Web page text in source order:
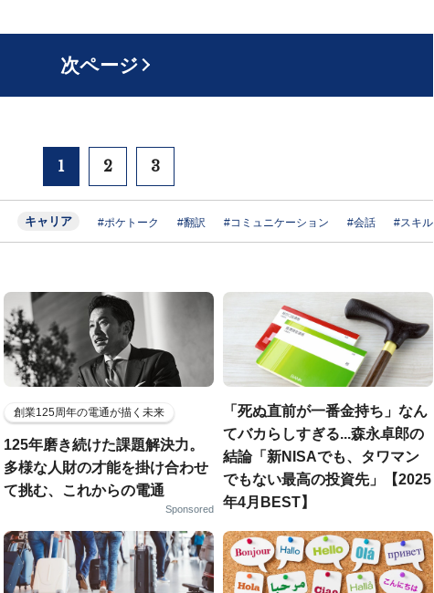
次ページ
1 2 3
キャリア #ポケトーク #翻訳 #コミュニケーション #会話 #スキル
創業125周年の電通が描く未来
125年磨き続けた課題解決力。
多様な人財の才能を掛け合わせ
て挑む、これからの電通
Sponsored
「死ぬ直前が一番金持ち」なん
てバカらしすぎる...森永卓郎の
結論「新NISAでも、タワマン
でもない最高の投資先」【2025
年4月BEST】